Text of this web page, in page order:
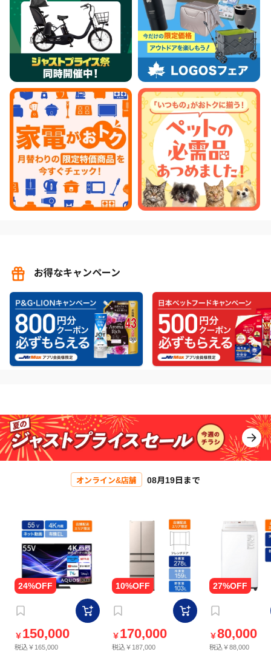
お得なキャンペーン
オンライン&店舗 08月19日まで
￥ 150,000
税込￥165,000
￥ 170,000
税込￥187,000
￥80,000
税込￥88,000